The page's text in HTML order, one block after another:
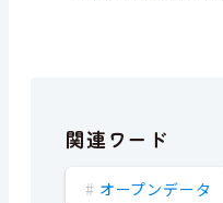
関連ワード
オープンデータ